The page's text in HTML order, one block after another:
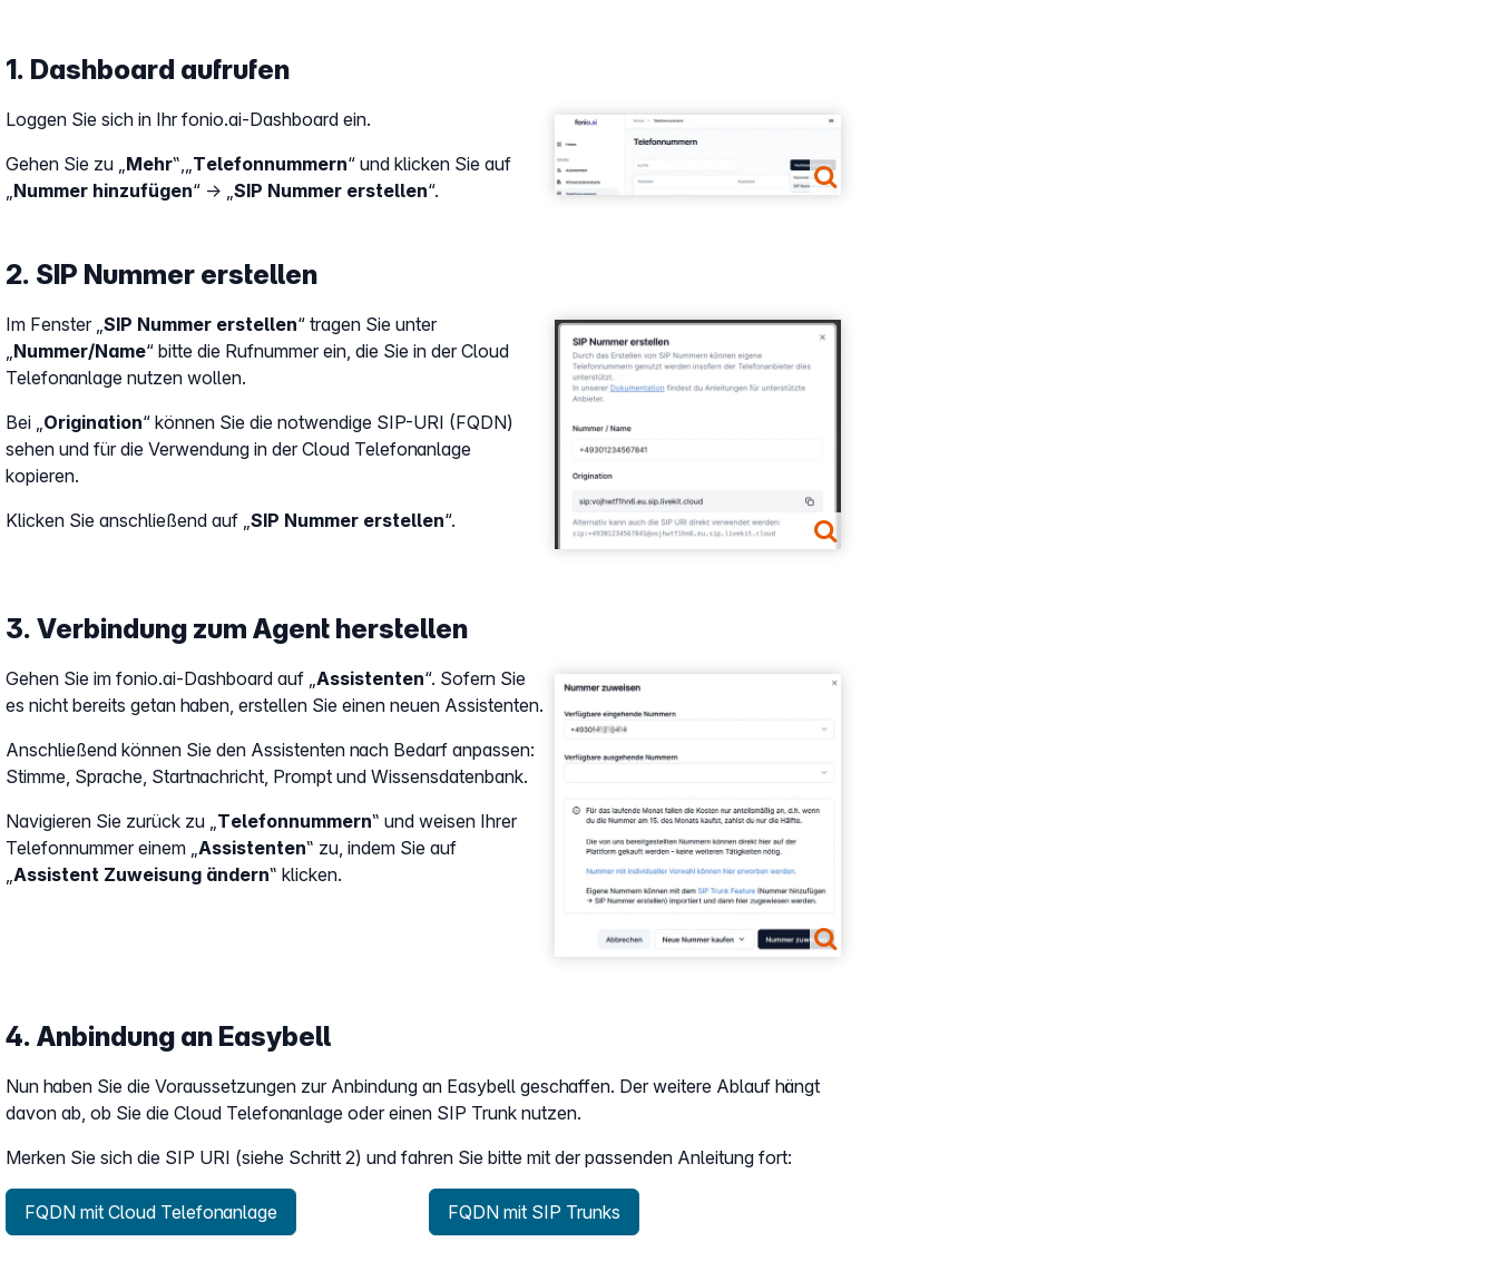
1. Dashboard aufrufen
Show larger version
Loggen Sie sich in Ihr fonio.ai-Dashboard ein.
Gehen Sie zu „Mehr‟,„Telefonnummern“ und klicken Sie auf
„Nummer hinzufügen“ → „SIP Nummer erstellen“.
2. SIP Nummer erstellen
Show larger version
Im Fenster „SIP Nummer erstellen“ tragen Sie unter
„Nummer/Name“ bitte die Rufnummer ein, die Sie in der Cloud
Telefonanlage nutzen wollen.
Bei „Origination“ können Sie die notwendige SIP-URI (FQDN)
sehen und für die Verwendung in der Cloud Telefonanlage
kopieren.
Klicken Sie anschließend auf „SIP Nummer erstellen“.
3. Verbindung zum Agent herstellen
Show larger version
Gehen Sie im fonio.ai-Dashboard auf „Assistenten“. Sofern Sie
es nicht bereits getan haben, erstellen Sie einen neuen Assistenten.
Anschließend können Sie den Assistenten nach Bedarf anpassen:
Stimme, Sprache, Startnachricht, Prompt und Wissensdatenbank.
Navigieren Sie zurück zu „Telefonnummern‟ und weisen Ihrer
Telefonnummer einem „Assistenten‟ zu, indem Sie auf
„Assistent Zuweisung ändern‟ klicken.
4. Anbindung an Easybell
Nun haben Sie die Voraussetzungen zur Anbindung an Easybell geschaffen. Der weitere Ablauf hängt
davon ab, ob Sie die Cloud Telefonanlage oder einen SIP Trunk nutzen.
Merken Sie sich die SIP URI (siehe Schritt 2) und fahren Sie bitte mit der passenden Anleitung fort:
FQDN mit Cloud Telefonanlage FQDN mit SIP Trunks